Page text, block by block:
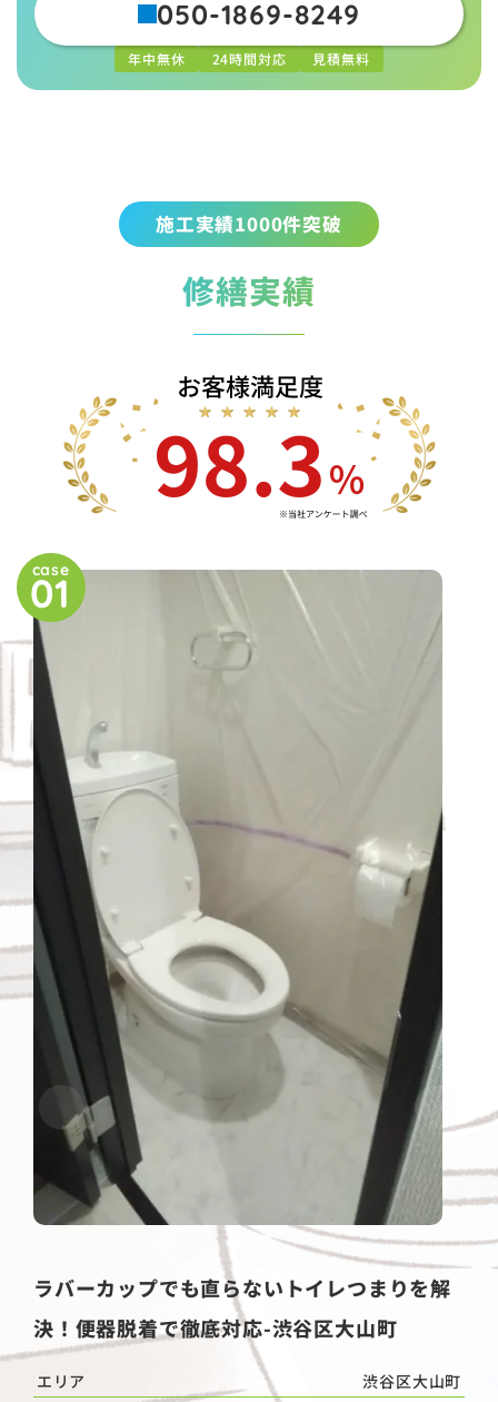
050-1869-8249
年中無休 24時間対応 見積無料
施工実績1000件突破
修繕実績
case
01
ラバーカップでも直らないトイレつまりを解
決！便器脱着で徹底対応-渋谷区大山町
エリア
渋谷区大山町